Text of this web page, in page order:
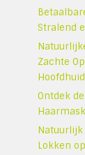
Stralend
Zachte
Hoofdhuid
Ontdek
Natuurlijk
Lokken